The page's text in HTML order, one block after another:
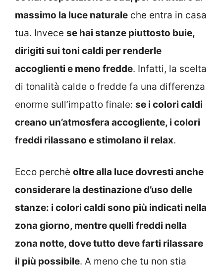
massimo la luce naturale che entra in casa
tua. Invece se hai stanze piuttosto buie,
dirigiti sui toni caldi per renderle
accoglienti e meno fredde. Infatti, la scelta
di tonalità calde o fredde fa una differenza
enorme sull’impatto finale: se i colori caldi
creano un’atmosfera accogliente, i colori
freddi rilassano e stimolano il relax.
Ecco perchè oltre alla luce dovresti anche
considerare la destinazione d’uso delle
stanze: i colori caldi sono più indicati nella
zona giorno, mentre quelli freddi nella
zona notte, dove tutto deve farti rilassare
il più possibile. A meno che tu non stia